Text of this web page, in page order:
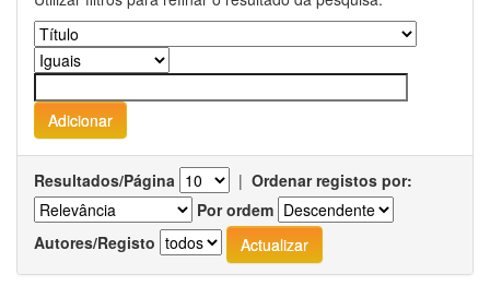
Resultados/Página | Ordenar registos por:
Por ordem
Autores/Registo